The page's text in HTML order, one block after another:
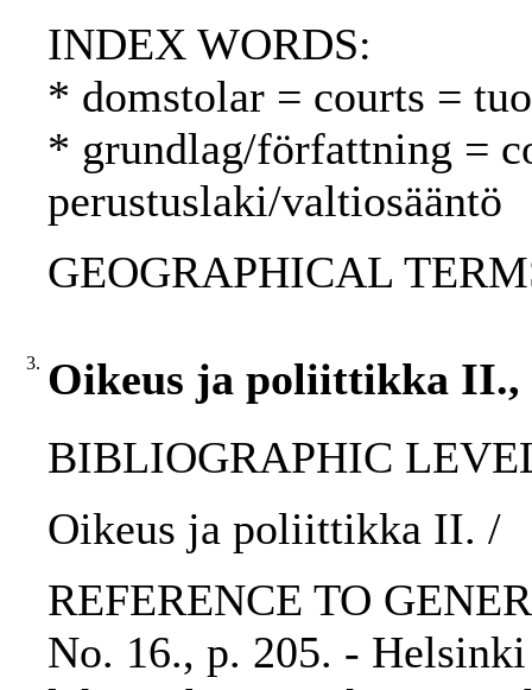
INDEX WORDS:
* domstolar = courts =
* grundlag/författning =
perustuslaki/valtiosääntö
GEOGRAPHICAL
3. Oikeus ja poliittikka II.,
BIBLIOGRAPHIC
Oikeus ja poliittikka II. /
REFERENCE TO
No. 16., p. 205. -